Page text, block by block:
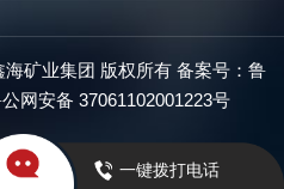
矿业集团 版权所有 备案号： 鲁
网安备 37061102001223号
一键拨打电话